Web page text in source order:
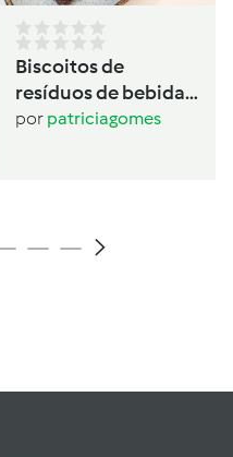
Biscoitos de
resíduos de bebida
de aveia
por patriciagomes